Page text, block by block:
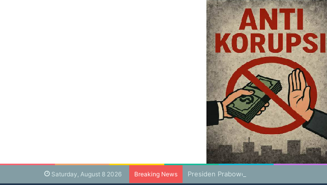
Saturday, August 8 2026 Breaking News Presiden Prabowo Geram Sama Pengamat,